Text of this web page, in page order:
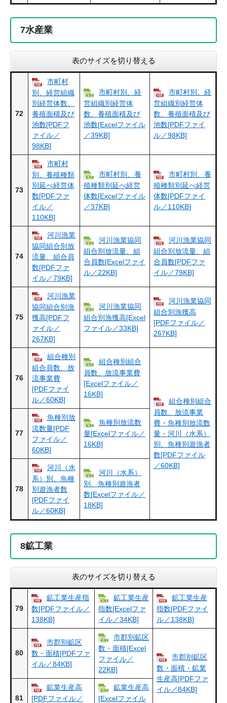
7水産業
表のサイズを切り替える
72
市町村
別、経営組織
別経営体数、
養殖面積及び
池数[PDFフ
ァイル／
98KB]
市町村別、経
営組織別経営体
数、養殖面積及び
池数[Excelファイル
／39KB]
市町村別、経
営組織別経営体
数、養殖面積及び
池数[PDFファイ
ル／98KB]
73
市町村
別、養殖種類
別延べ経営体
数[PDFファ
イル／
110KB]
市町村別、養
殖種類別延べ経営
体数[Excelファイル
／37KB]
市町村別、養
殖種類別延べ経営
体数[PDFファイ
ル／110KB]
74
河川漁業
協同組合別放
流量、組合員
数[PDFファ
イル／79KB]
河川漁業協同
組合別放流量、組
合員数[Excelファイ
ル／22KB]
河川漁業協同
組合別放流量、組
合員数[PDFファ
イル／79KB]
75
河川漁業
協同組合別漁
獲高[PDFフ
ァイル／
267KB]
河川漁業協同
組合別漁獲高[Excel
ファイル／33KB]
河川漁業協同
組合別漁獲高
[PDFファイル／
267KB]
76
組合種別
組合員数、放
流事業費
[PDFファイ
ル／60KB]
組合種別組合
員数、放流事業費
[Excelファイル／
16KB]
組合種別組合
員数、放流事業
費・魚種別放流数
量・河川（水系）
別、魚種別遊漁者
数[PDFファイル
／60KB]
77
魚種別放
流数量[PDF
ファイル／
60KB]
魚種別放流数
量[Excelファイル／
16KB]
78
河川（水
系）別、魚種
別遊漁者数
[PDFファイ
ル／60KB]
河川（水系）
別、魚種別遊漁者
数[Excelファイル／
18KB]
8鉱工業
表のサイズを切り替える
79
鉱工業生産指
数[PDFファイル／
138KB]
鉱工業生産
指数[Excelファ
イル／34KB]
鉱工業生産
指数[PDFファイ
ル／138KB]
80
市郡別鉱区
数・面積[PDFファ
イル／84KB]
市郡別鉱区
数・面積[Excel
ファイル／
22KB]
市郡別鉱区
数・面積・鉱業
生産高[PDFファ
イル／84KB]
81
鉱業生産高
[PDFファイル／
鉱業生産高
[Excelファイル